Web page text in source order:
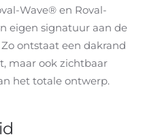
Wave® en Roval-
eigen signatuur aan de
ontstaat een dakrand
maar ook zichtbaar
het totale ontwerp.